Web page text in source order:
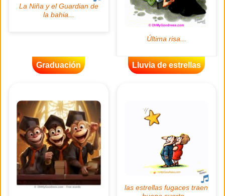
Graduación Lluvia de estrellas